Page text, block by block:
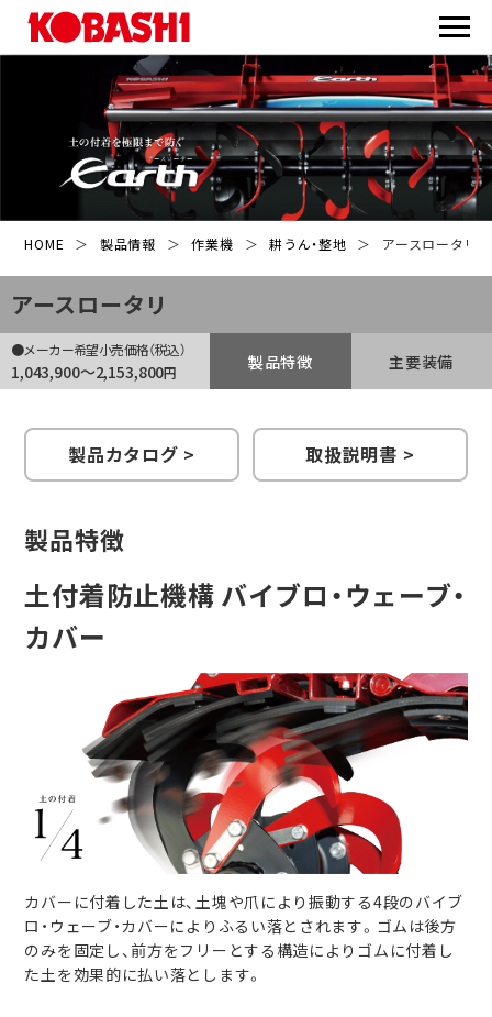
HOME ＞ 製品情報 ＞ 作業機 ＞ 耕うん・整地 ＞ アースロータリ
アースロータリ
●メーカー希望小売価格（税込）
1,043,900〜2,153,800円 製品特徴 主要装備
製品カタログ > 取扱説明書 >
製品特徴
土付着防止機構 バイブロ・ウェーブ・
カバー
カバーに付着した土は、土塊や爪により振動する4段のバイブ
ロ・ウェーブ・カバーによりふるい落とされます。ゴムは後方
のみを固定し、前方をフリーとする構造によりゴムに付着し
た土を効果的に払い落とします。